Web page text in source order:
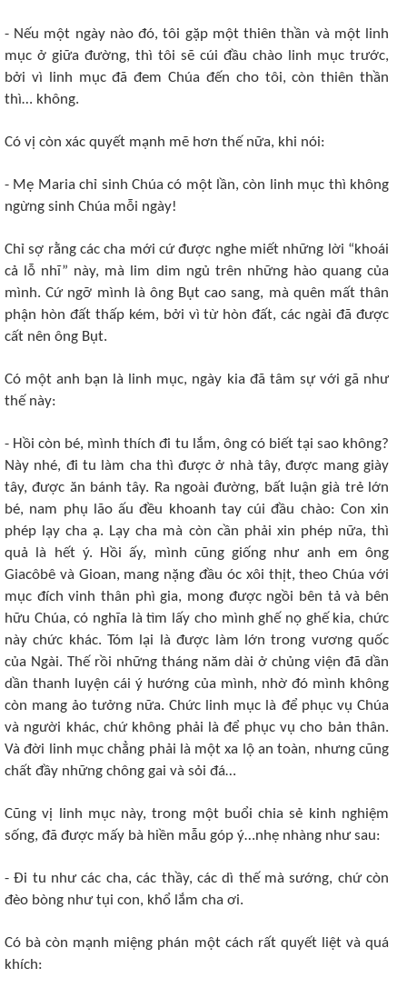
- Nếu một ngày nào đó, tôi gặp một thiên thần và một linh
mục ở giữa đường, thì tôi sẽ cúi đầu chào linh mục trước,
bởi vì linh mục đã đem Chúa đến cho tôi, còn thiên thần
thì… không.
Có vị còn xác quyết mạnh mẽ hơn thế nữa, khi nói:
- Mẹ Maria chỉ sinh Chúa có một lần, còn linh mục thì không
ngừng sinh Chúa mỗi ngày!
Chỉ sợ rằng các cha mới cứ được nghe miết những lời “khoái
cả lỗ nhĩ” này, mà lim dim ngủ trên những hào quang của
mình. Cứ ngỡ mình là ông Bụt cao sang, mà quên mất thân
phận hòn đất thấp kém, bởi vì từ hòn đất, các ngài đã được
cất nên ông Bụt.
Có một anh bạn là linh mục, ngày kia đã tâm sự với gã như
thế này:
- Hồi còn bé, mình thích đi tu lắm, ông có biết tại sao không?
Này nhé, đi tu làm cha thì được ở nhà tây, được mang giày
tây, được ăn bánh tây. Ra ngoài đường, bất luận già trẻ lớn
bé, nam phụ lão ấu đều khoanh tay cúi đầu chào: Con xin
phép lạy cha ạ. Lạy cha mà còn cần phải xin phép nữa, thì
quả là hết ý. Hồi ấy, mình cũng giống như anh em ông
Giacôbê và Gioan, mang nặng đầu óc xôi thịt, theo Chúa với
mục đích vinh thân phì gia, mong được ngồi bên tả và bên
hữu Chúa, có nghĩa là tìm lấy cho mình ghế nọ ghế kia, chức
này chức khác. Tóm lại là được làm lớn trong vương quốc
của Ngài. Thế rồi những tháng năm dài ở chủng viện đã dần
dần thanh luyện cái ý hướng của mình, nhờ đó mình không
còn mang ảo tưởng nữa. Chức linh mục là để phục vụ Chúa
và người khác, chứ không phải là để phục vụ cho bản thân.
Và đời linh mục chẳng phải là một xa lộ an toàn, nhưng cũng
chất đầy những chông gai và sỏi đá…
Cũng vị linh mục này, trong một buổi chia sẻ kinh nghiệm
sống, đã được mấy bà hiền mẫu góp ý…nhẹ nhàng như sau:
- Đi tu như các cha, các thầy, các dì thế mà sướng, chứ còn
đèo bòng như tụi con, khổ lắm cha ơi.
Có bà còn mạnh miệng phán một cách rất quyết liệt và quá
khích: